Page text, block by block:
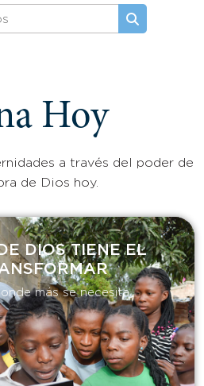
Hoy
a través del poder de
de Dios hoy.
DIOS TIENE EL
más se necesita.